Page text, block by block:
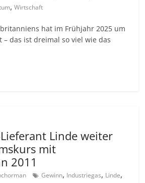
,Wirtschaft
hat im Frühjahr 2025 um
– das ist dreimal so viel wie das
Linde weiter
mit
2011
Gewinn, Industriegas, Linde,